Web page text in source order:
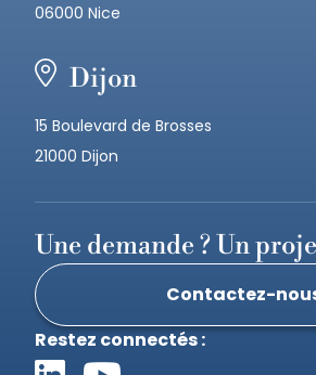
06000 Nice
Dijon
15 Boulevard de Brosses
21000 Dijon
Restez connectés :
Une demande ? Un
Contactez-